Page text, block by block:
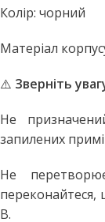
Колір: чорний
Матеріал
⚠️ Зверніть
Не
запилених
Не
переконайтеся,
В.